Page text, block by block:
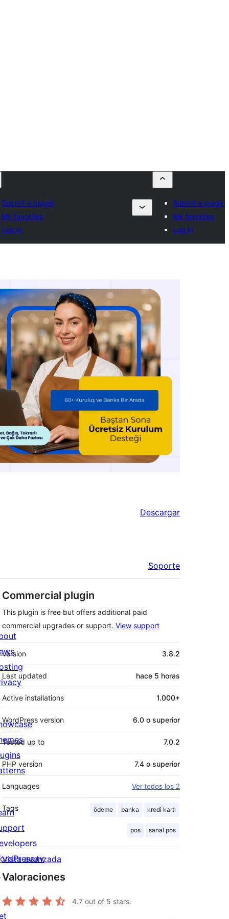
Submit a plugin
My favorites
Log in
Submit a plugin
My favorites
Log in
Descargar
Soporte
Commercial plugin
This plugin is free but offers additional paid
commercial upgrades or support. View support
Meta
Version 3.8.2
Last updated hace 5 horas
Active installations 1.000+
WordPress version 6.0 o superior
Tested up to 7.0.2
PHP version 7.4 o superior
Languages Ver todos los 2
Tags ödeme banka kredi kartı
pos sanal pos
Vista avanzada
Valoraciones
4.7 out of 5 stars.